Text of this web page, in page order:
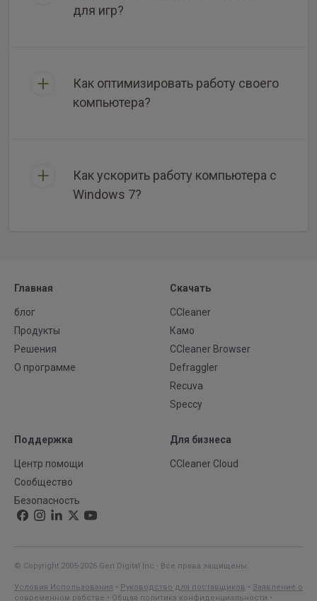
для игр?
Как оптимизировать работу своего
компьютера?
Как ускорить работу компьютера с
Windows 7?
Главная
блог
Продукты
Решения
О программе
Скачать
CCleaner
Камо
CCleaner Browser
Defraggler
Recuva
Speccy
Поддержка
Центр помощи
Сообщество
Безопасность
Для бизнеса
CCleaner Cloud
© Copyright 2005-2026 Gen Digital Inc - Все права защищены.
Условия Использования • Руководство для поставщиков • Заявление о
современном рабстве • Общая политика конфиденциальности •